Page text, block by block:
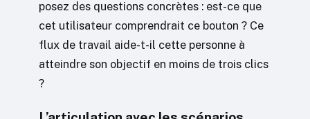
posez des questions concrètes : est-ce que
cet utilisateur comprendrait ce bouton ? Ce
flux de travail aide-t-il cette personne à
atteindre son objectif en moins de trois clics
?